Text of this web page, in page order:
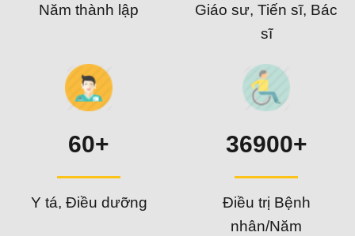
Năm thành lập
Giáo sư, Tiến sĩ, Bác
sĩ
60+
Y tá, Điều dưỡng
36900+
Điều trị Bệnh
nhân/Năm